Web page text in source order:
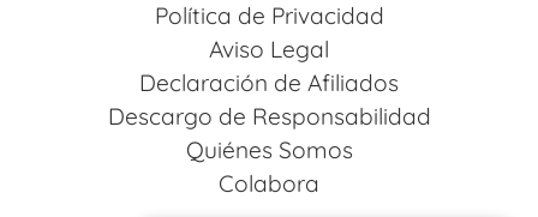
Política de Privacidad
Aviso Legal
Declaración de Afiliados
Descargo de Responsabilidad
Quiénes Somos
Colabora